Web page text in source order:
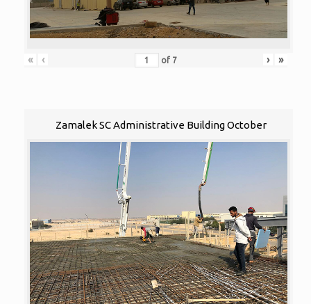
« ‹ of 7 › »
Zamalek SC Administrative Building October